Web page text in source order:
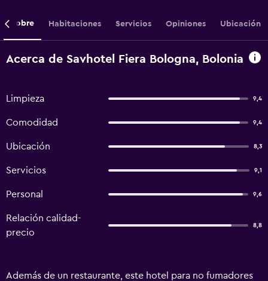
Sobre Habitaciones Servicios Opiniones Ubicación
Acerca de Savhotel Fiera Bologna, Bolonia
Limpieza 9,4
Comodidad 9,4
Ubicación 8,3
Servicios 9,1
Personal 9,6
Relación calidad-
precio
8,8
Además de un restaurante, este hotel para no fumadores